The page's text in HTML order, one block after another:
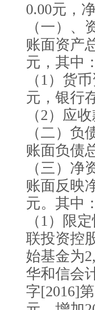
0.00元，
（一）、
账面资产
元，其中
（1）货
元，银行
（2）应
（二）负
账面负债
（三）净
账面反映
元。其中
（1）限
联投资控
始基金为
华和信会
字[2016]